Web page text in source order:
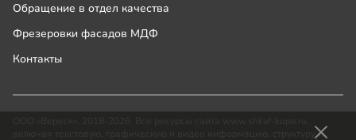
Обращение в отдел качества
Фрезеровки фасадов МДФ
Контакты
включая текстовую, графическую и видео информацию, структуру и